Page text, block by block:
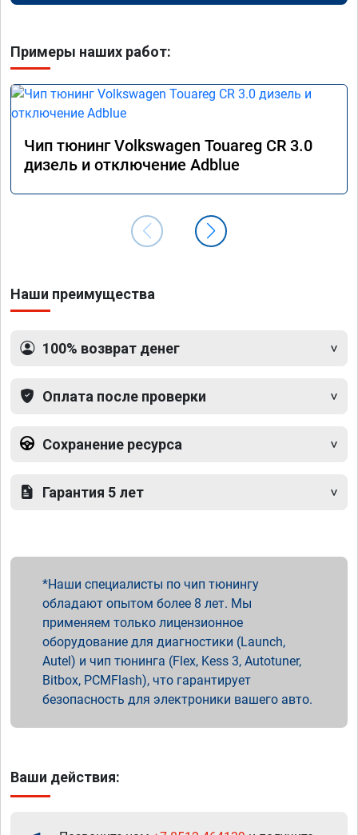
Примеры наших работ:
Чип тюнинг Volkswagen Touareg CR 3.0
дизель и отключение Adblue
Наши преимущества
100% возврат денег
Оплата после проверки
Сохранение ресурса
Гарантия 5 лет
Наши специалисты по чип тюнингу
обладают опытом более 8 лет. Мы
применяем только лицензионное
оборудование для диагностики (Launch,
Autel) и чип тюнинга (Flex, Kess 3, Autotuner,
Bitbox, PCMFlash), что гарантирует
безопасность для электроники вашего авто.
Ваши действия: